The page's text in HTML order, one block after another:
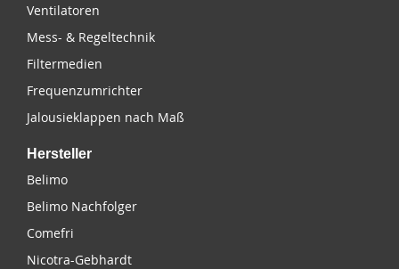
Ventilatoren
Mess- & Regeltechnik
Filtermedien
Frequenzumrichter
Jalousieklappen nach Maß
Hersteller
Belimo
Belimo Nachfolger
Comefri
Nicotra-Gebhardt